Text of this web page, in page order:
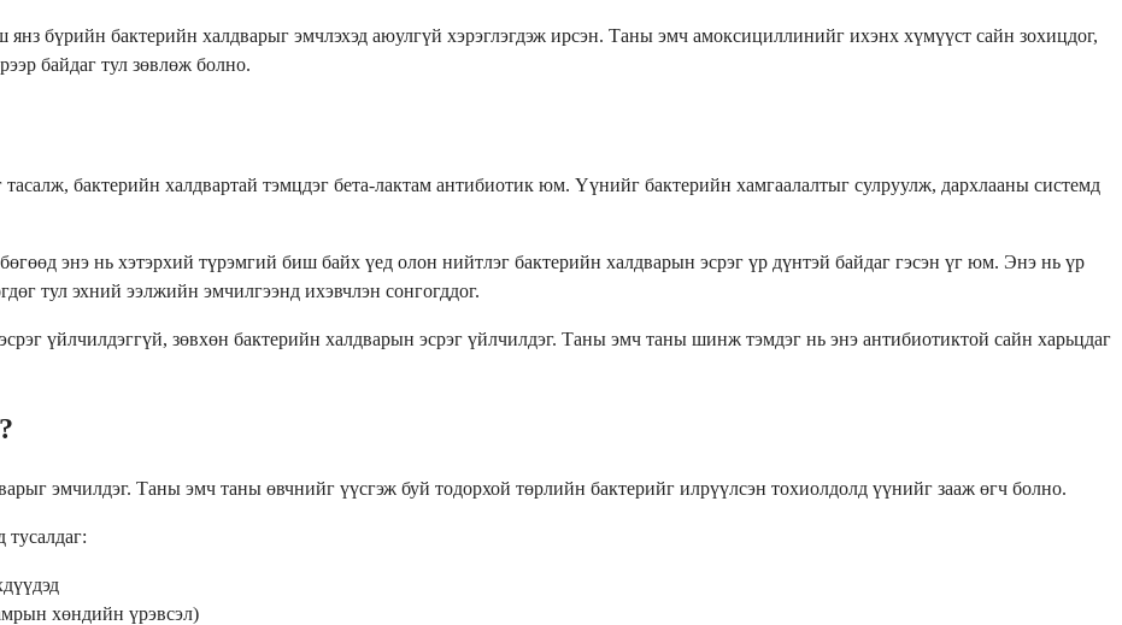
бүрийн бактерийн халдварыг эмчлэхэд аюулгүй хэрэглэгдэж ирсэн. Таны эмч амоксициллинийг ихэнх хүмүүст сайн зохицдог,
байдаг тул зөвлөж болно.
бактерийн халдвартай тэмцдэг бета-лактам антибиотик юм. Үүнийг бактерийн хамгаалалтыг сулруулж, дархлааны системд
энэ нь хэтэрхий түрэмгий биш байх үед олон нийтлэг бактерийн халдварын эсрэг үр дүнтэй байдаг гэсэн үг юм. Энэ нь үр
тул эхний ээлжийн эмчилгээнд ихэвчлэн сонгогддог.
үйлчилдэггүй, зөвхөн бактерийн халдварын эсрэг үйлчилдэг. Таны эмч таны шинж тэмдэг нь энэ антибиотиктой сайн харьцдаг
эмчилдэг. Таны эмч таны өвчнийг үүсгэж буй тодорхой төрлийн бактерийг илрүүлсэн тохиолдолд үүнийг зааж өгч болно.
хөндийн үрэвсэл)